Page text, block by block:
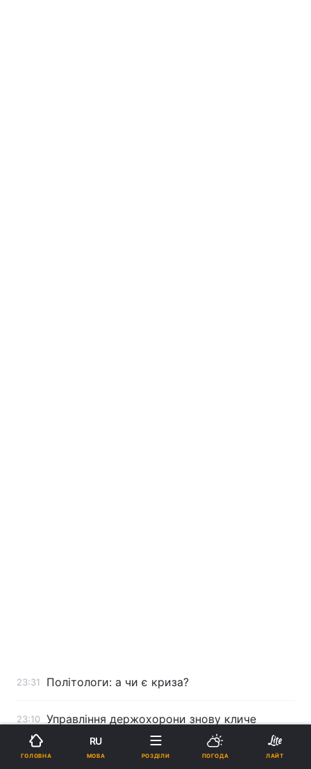
23:31 Політологи: а чи є криза?
23:10 Управління держохорони знову кличе
Шуфрича на бої без правил
ГОЛОВНА
RU
МОВА РОЗДІЛИ ПОГОДА ЛАЙТ